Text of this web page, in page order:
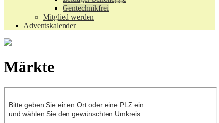
Gentechnikfrei
Mitglied werden
Adventskalender
Märkte